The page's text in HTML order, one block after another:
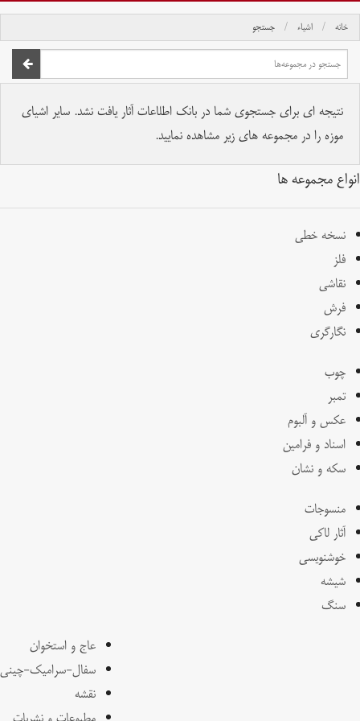
خانه اشیاء جستجو
نتیجه ای برای جستجوی شما در بانک اطلاعات آثار یافت نشد. سایر اشیای
موزه را در مجموعه های زیر مشاهده نمایید.
انواع مجموعه ها
نسخه خطی
فلز
نقاشی
فرش
نگارگری
چوب
تمبر
عکس و آلبوم
اسناد و فرامین
سکه و نشان
منسوجات
آثار لاکی
خوشنویسی
شیشه
سنگ
عاج و استخوان
سفال-سرامیک-چینی
نقشه
تمام حقوق برای موسسه کتابخانه و موزه ملی ملک محفوظ است.